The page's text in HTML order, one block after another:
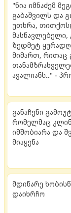
"ნია იმნაძემ
გაბაშვილს და
უთხრა,
მასწავლებელი,
ზედმეტ
მიმართ, რითაც
ავალიანს.." -
განაჩენი
რომელმაც
იმშობიარა და
მიაყენა
მდი­ნა­რე
და­იხ­რჩო